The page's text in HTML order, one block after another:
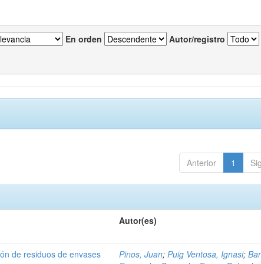
En orden Autor/registro
Anterior 1
Autor(es)
de residuos de envases
Pinos, Juan;Puig Ventosa, Ignasi;